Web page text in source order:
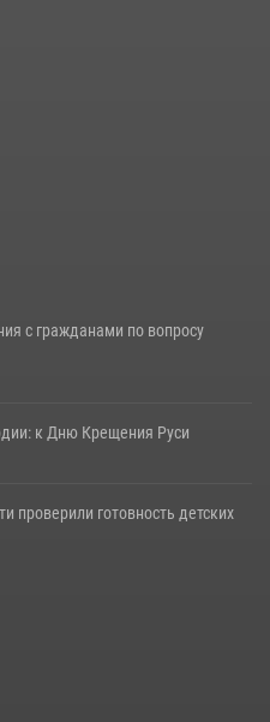
с гражданами по вопросу
к Дню Крещения Руси
проверили готовность детских